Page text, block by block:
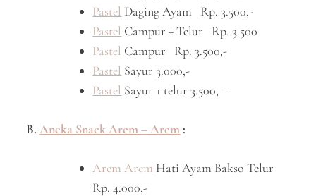
Pastel Daging Ayam Rp. 3.500,-
Pastel Campur + Telur Rp. 3.500
Pastel Campur Rp. 3.500,-
Pastel Sayur 3.000,-
Pastel Sayur + telur 3.500, –
B.Aneka Snack Arem – Arem :
Arem Arem Hati Ayam Bakso Telur
Rp. 4.000,-